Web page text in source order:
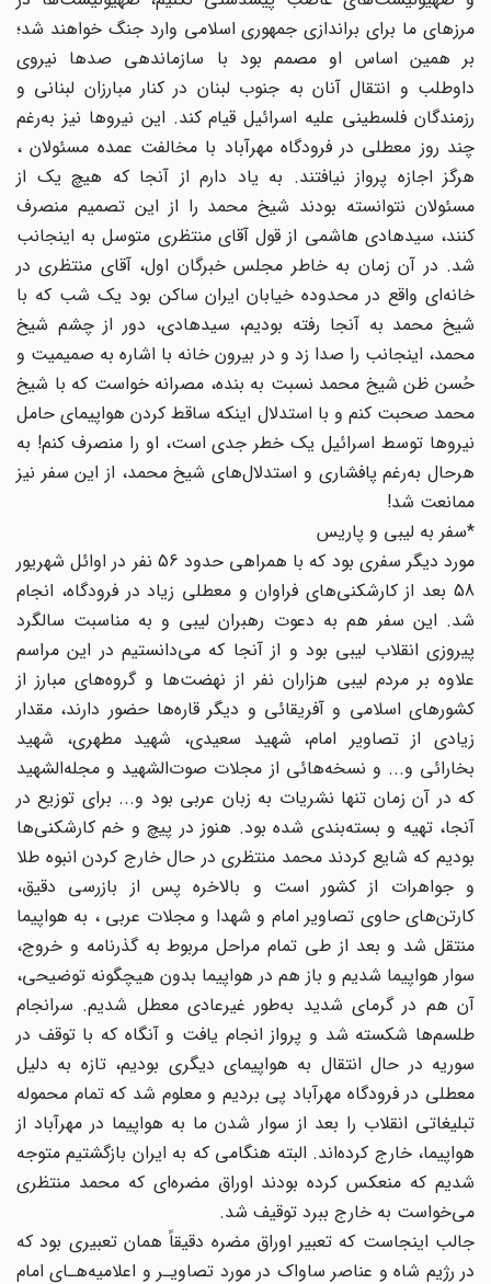
مرزهای ما برای براندازی جمهوری اسلامی وارد جنگ خواهند شد؛
بر همین اساس او مصمم بود با سازماندهی صدها نیروی
داوطلب و انتقال آنان به جنوب لبنان در کنار مبارزان لبنانی و
رزمندگان فلسطینی علیه اسرائیل قیام کند. این نیروها نیز به‌رغم
چند روز معطلی در فرودگاه مهرآباد با مخالفت عمده مسئولان ،
هرگز اجازه پرواز نیافتند. به یاد دارم از آنجا که هیچ یک از
مسئولان نتوانسته بودند شیخ محمد را از این تصمیم منصرف
کنند، سیدهادی هاشمی از قول آقای منتظری متوسل به اینجانب
شد. در آن زمان به خاطر مجلس خبرگان اول، آقای منتظری در
خانه‌ای واقع در محدوده خیابان ایران ساکن بود یک شب که با
شیخ محمد به آنجا رفته بودیم، سیدهادی، دور از چشم شیخ
محمد، اینجانب را صدا زد و در بیرون خانه با اشاره به صمیمیت و
حُسن ‌ظن شیخ محمد نسبت به بنده، مصرانه خواست که با شیخ
محمد صحبت کنم و با استدلال اینکه ساقط کردن هواپیمای حامل
نیروها توسط اسرائیل یک خطر جدی است، او را منصرف کنم! به
هرحال به‌رغم پافشاری و استدلال‌های شیخ محمد، از این سفر نیز
ممانعت شد!
*سفر به لیبی و پاریس
مورد دیگر سفری بود که با همراهی حدود 56 نفر در اوائل شهریور
58 بعد از کارشکنی‌های فراوان و معطلی‌ زیاد در فرودگاه، انجام
شد. این سفر هم به دعوت رهبران لیبی و به مناسبت سالگرد
پیروزی انقلاب لیبی بود و از آنجا که می‌دانستیم در این مراسم
علاوه بر مردم لیبی هزاران نفر از نهضت‌ها و گروه‌های مبارز از
کشورهای اسلامی و آفریقائی و دیگر قاره‌ها حضور دارند، مقدار
زیادی از تصاویر امام، شهید سعیدی، شهید مطهری، شهید
بخارائی و... و نسخه‌هائی از مجلات صوت‌الشهید و مجله‌الشهید
که در آن زمان تنها نشریات به زبان عربی بود و... برای توزیع در
آنجا، تهیه و بسته‌بندی شده بود. هنوز در پیچ و خم کارشکنی‌ها
بودیم که شایع کردند محمد منتظری در حال خارج کردن انبوه طلا
و جواهرات از کشور است و بالاخره پس از بازرسی دقیق،
کارتن‌های حاوی تصاویر امام و شهدا و مجلات عربی ، به هواپیما
منتقل شد و بعد از طی تمام مراحل مربوط به گذرنامه و خروج،
سوار هواپیما شدیم و باز هم در هواپیما بدون هیچگونه توضیحی،
آن هم در گرمای شدید به‌طور غیرعادی معطل شدیم. سرانجام
طلسم‌ها شکسته شد و پرواز انجام یافت و آنگاه که با توقف در
سوریه در حال انتقال به هواپیمای دیگری بودیم، تازه به دلیل
معطلی در فرودگاه مهرآباد پی بردیم و معلوم شد که تمام محموله
تبلیغاتی انقلاب را بعد از سوار شدن ما به هواپیما در مهرآباد از
هواپیما، خارج کرده‌اند. البته هنگامی که به ایران بازگشتیم متوجه
شدیم که منعکس کرده بودند اوراق مضره‌ای که محمد منتظری
می‌خواست به خارج ببرد توقیف شد.
جالب اینجاست که تعبیر اوراق مضره دقیقاً همان تعبیری بود که
در رژیم شاه و عناصر ساواک در مورد تصاویـر و اعلامیه‌هـای امام